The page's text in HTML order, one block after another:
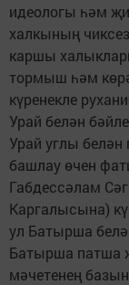
идеологы һәм
халкының
каршы
тормыш һәм
күренекле
Урай белән
Урай углы белән
башлау өчен
Габдессәлам
Каргалысына)
ул Батырша
Батырша патша
мәчетенең